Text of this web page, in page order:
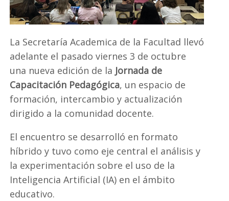
La Secretaría Academica de la Facultad llevó
adelante el pasado viernes 3 de octubre
una nueva edición de la Jornada de
Capacitación Pedagógica, un espacio de
formación, intercambio y actualización
dirigido a la comunidad docente.
El encuentro se desarrolló en formato
híbrido y tuvo como eje central el análisis y
la experimentación sobre el uso de la
Inteligencia Artificial (IA) en el ámbito
educativo.